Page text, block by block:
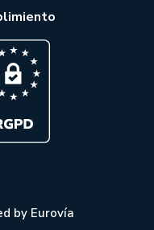
by Eurovía